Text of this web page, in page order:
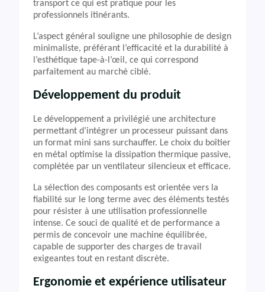
transport ce qui est pratique pour les
professionnels itinérants.
L’aspect général souligne une philosophie de design
minimaliste, préférant l’efficacité et la durabilité à
l’esthétique tape-à-l’œil, ce qui correspond
parfaitement au marché ciblé.
Développement du produit
Le développement a privilégié une architecture
permettant d’intégrer un processeur puissant dans
un format mini sans surchauffer. Le choix du boîtier
en métal optimise la dissipation thermique passive,
complétée par un ventilateur silencieux et efficace.
La sélection des composants est orientée vers la
fiabilité sur le long terme avec des éléments testés
pour résister à une utilisation professionnelle
intense. Ce souci de qualité et de performance a
permis de concevoir une machine équilibrée,
capable de supporter des charges de travail
exigeantes tout en restant discrète.
Ergonomie et expérience utilisateur